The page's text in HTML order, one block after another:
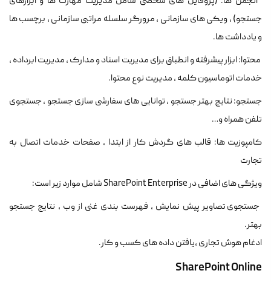
جستجو)، ویکی های سازمانی ، مرورگر سلسله مراتبی سازمانی ، برچسب ها
و یادداشت ها.
محتوا: ابزار پیشرفته و انطباق برای مدیریت اسناد و مدارک ، مدیریت ابرداده ،
خدمات اتوماسیون کلمه ، مدیریت نوع محتوا.
جستجو: نتایج بهتر جستجو ، توانایی های سفارشی سازی جستجو ، جستجوی
تلفن همراهو…
کامپوزیت ها: قالب های گردش کار از ابتدا ، صفحات خدمات اتصال به
تجارت
ویژگی های اضافی در SharePoint Enterprise شامل موارد زیر است:
جستجوی تصاویر پیش نمایش ، فهرست بندی غنی از وب ، نتایج جستجو
بهتر.
ادغام هوش تجاری ،یافتن داده های کسب و کار.
SharePoint Online